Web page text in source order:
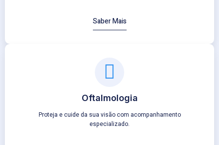
Saber Mais
Oftalmologia
Proteja e cuide da sua visão com acompanhamento
especializado.